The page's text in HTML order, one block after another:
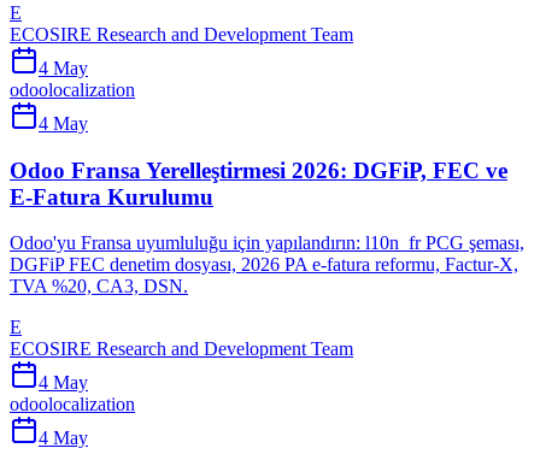
E
ECOSIRE Research and Development Team
4 May
odoolocalization
4 May
Odoo Fransa Yerelleştirmesi 2026: DGFiP, FEC ve
E-Fatura Kurulumu
Odoo'yu Fransa uyumluluğu için yapılandırın: l10n_fr PCG şeması,
DGFiP FEC denetim dosyası, 2026 PA e-fatura reformu, Factur-X,
TVA %20, CA3, DSN.
E
ECOSIRE Research and Development Team
4 May
odoolocalization
4 May